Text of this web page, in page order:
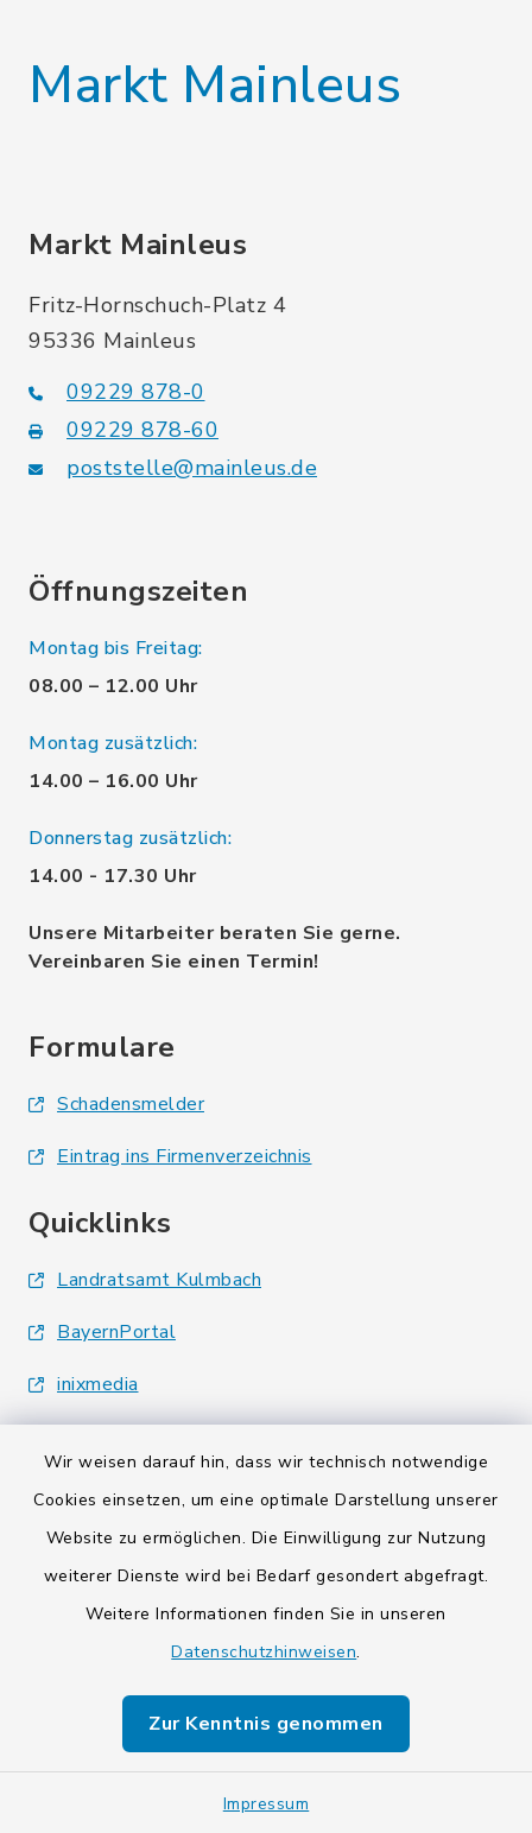
Wir weisen darauf hin, dass wir technisch notwendige
Cookies einsetzen, um eine optimale Darstellung unserer
Website zu ermöglichen. Die Einwilligung zur Nutzung
weiterer Dienste wird bei Bedarf gesondert abgefragt.
Weitere Informationen finden Sie in unseren
Datenschutzhinweisen.
Zur Kenntnis genommen
Impressum
Markt Mainleus
Markt Mainleus
Fritz-Hornschuch-Platz 4
95336 Mainleus
09229 878-0
09229 878-60
poststelle@mainleus.de
Öffnungszeiten
Montag bis Freitag:
08.00 – 12.00 Uhr
Montag zusätzlich:
14.00 – 16.00 Uhr
Donnerstag zusätzlich:
14.00 - 17.30 Uhr
Unsere Mitarbeiter beraten Sie gerne.
Vereinbaren Sie einen Termin!
Formulare
Schadensmelder
Eintrag ins Firmenverzeichnis
Quicklinks
Landratsamt Kulmbach
BayernPortal
inixmedia
Barrierefreiheit
Sitemap